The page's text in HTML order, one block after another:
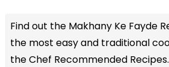
Find out the Makhany Ke Fayde
the most easy and traditional
theChef Recommended Recipes